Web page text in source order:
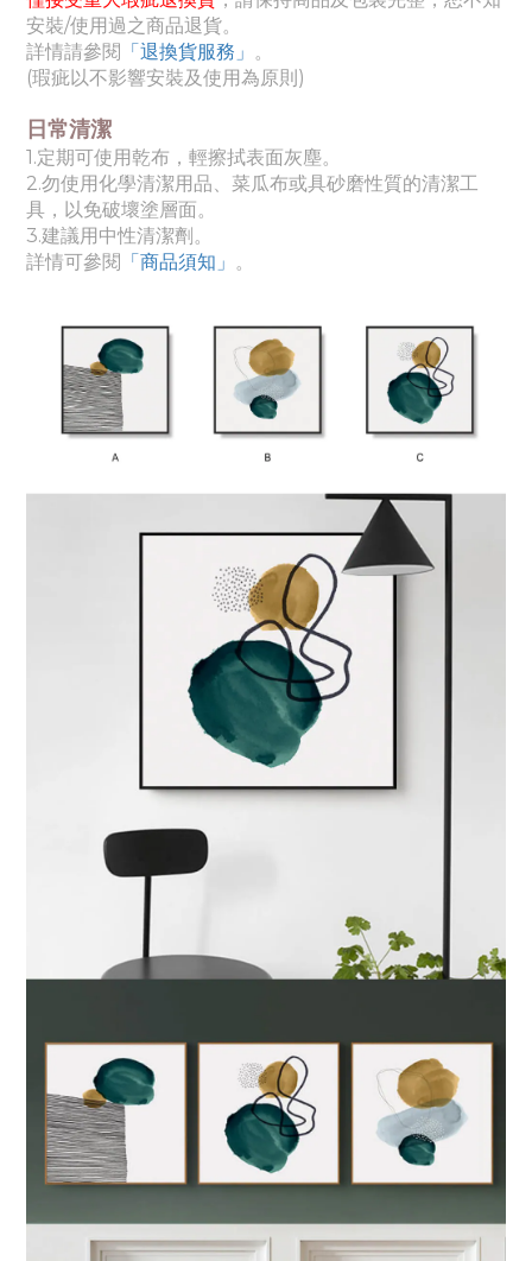
安裝/使用過之商品退貨。
詳情請參閱 「退換貨服務」 。
(瑕疵以不影響安裝及使用為原則)
日常清潔
1.定期可使用乾布，輕擦拭表面灰塵。
2.勿使用化學清潔用品、菜瓜布或具砂磨性質的清潔工
具，以免破壞塗層面。
3.建議用中性清潔劑。
詳情可參閱 「商品須知 」 。